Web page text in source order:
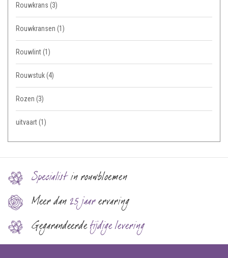
Rouwkrans (3)
Rouwkransen (1)
Rouwlint(1)
Rouwstuk(4)
Rozen (3)
uitvaart(1)
Specialistin rouwbloemen
Meer dan25 jaarervaring
Gegarandeerdetijdige levering